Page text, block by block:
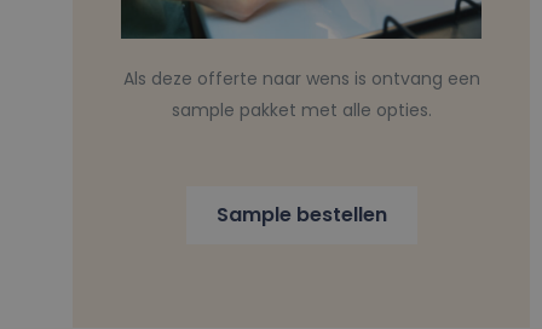
Als deze offerte naar wens is ontvang een
sample pakket met alle opties.
Sample bestellen